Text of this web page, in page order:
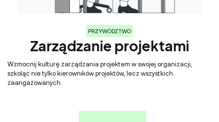
PRZYWÓDZTWO
Zarządzanie projektami
Wzmocnij kulturę zarządzania projektem w swojej organizacji,
szkoląc nie tylko kierowników projektów, lecz wszystkich
zaangażowanych.